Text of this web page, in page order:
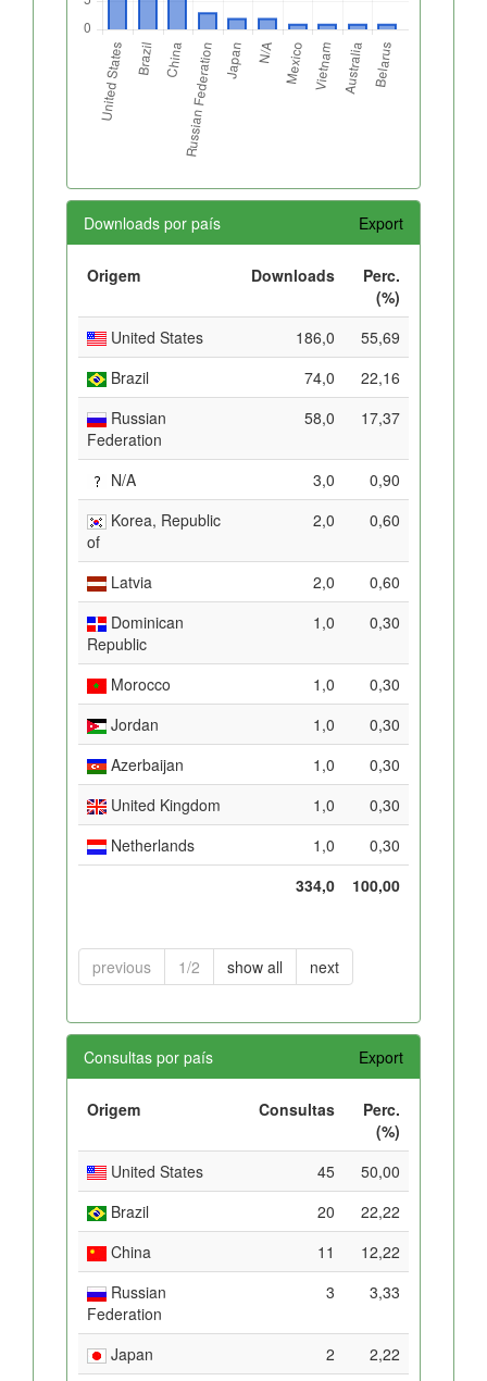
Downloads por país Export
Origem Downloads
Perc.
(%)
United States
186,0
55,69
Brazil
74,0
22,16
Russian
Federation
58,0 17,37
N/A 3,0
0,90
Korea, Republic
of
2,0 0,60
Latvia 2,0
0,60
Dominican
Republic
1,0 0,30
Morocco 1,0
0,30
Jordan
1,0
0,30
Azerbaijan
1,0
0,30
United Kingdom
1,0
0,30
Netherlands
1,0
0,30
334,0
100,00
previous 1/2 show all next
Consultas por país Export
Origem Consultas
Perc.
(%)
United States
45
50,00
Brazil
20
22,22
China
11
12,22
Russian
Federation
3 3,33
Japan 2
2,22